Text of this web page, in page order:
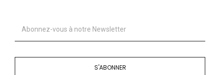
S'ABONNER